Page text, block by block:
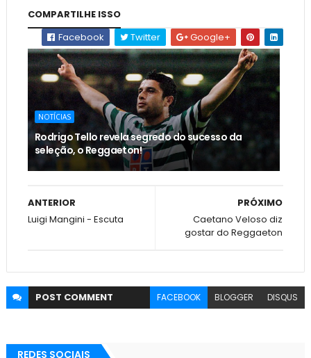
COMPARTILHE ISSO
Facebook
Twitter Google+
NOTÍCIAS
Rodrigo Tello revela segredo do sucesso da
seleção, o Reggaeton!
PRÓXIMO
Caetano Veloso diz
gostar do Reggaeton
ANTERIOR
Luigi Mangini - Escuta
POST COMMENT FACEBOOK BLOGGER DISQUS
REDES SOCIAIS